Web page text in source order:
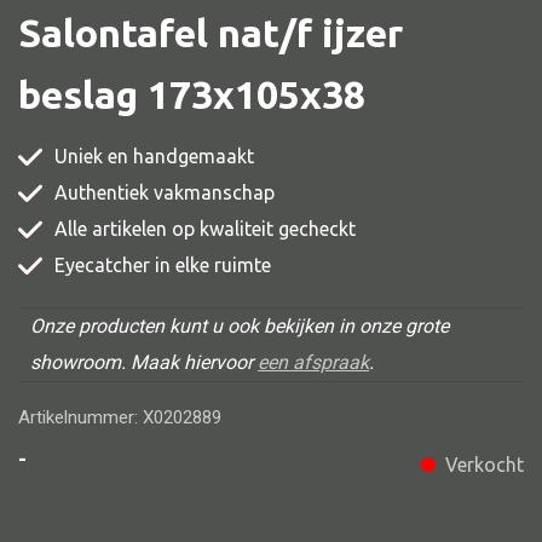
TV meubel
Comode
Alle stoelen
Eetkamer stoel
Fautteuil
Barstoel
Kinderstoel
Kruk
Salontafel nat/f ijzer
beslag 173x105x38
Uniek en handgemaakt
Authentiek vakmanschap
Alle artikelen op kwaliteit gecheckt
Eyecatcher in elke ruimte
Onze producten kunt u ook bekijken in onze grote
showroom. Maak hiervooreen afspraak.
Artikelnummer: X0202889
-
Verkocht